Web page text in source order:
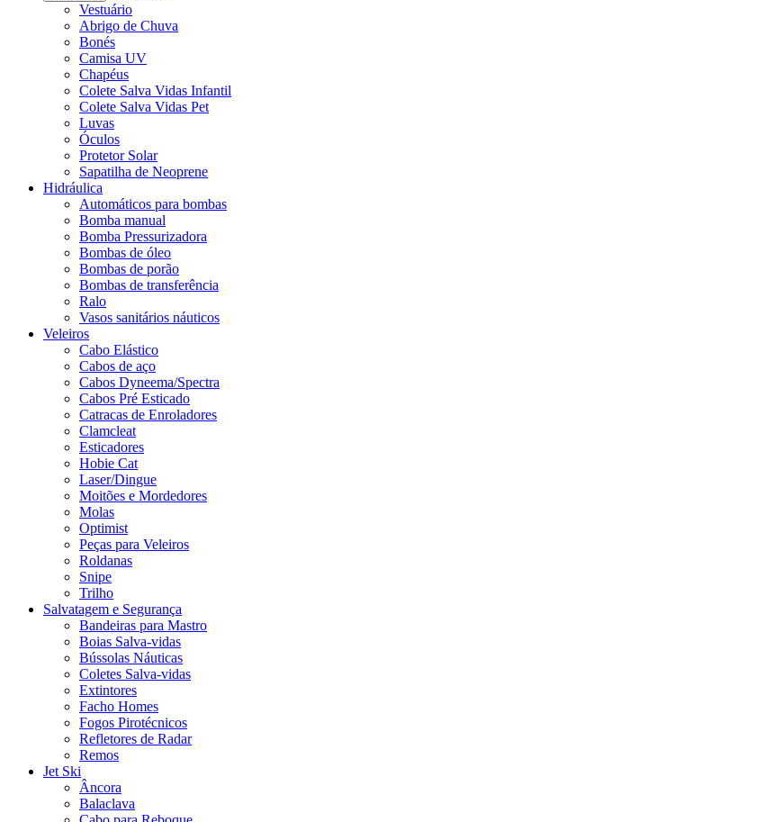
Vestuário
Abrigo de Chuva
Bonés
Camisa UV
Chapéus
Colete Salva Vidas Infantil
Colete Salva Vidas Pet
Luvas
Óculos
Protetor Solar
Sapatilha de Neoprene
Hidráulica
Automáticos para bombas
Bomba manual
Bomba Pressurizadora
Bombas de óleo
Bombas de porão
Bombas de transferência
Ralo
Vasos sanitários náuticos
Veleiros
Cabo Elástico
Cabos de aço
Cabos Dyneema/Spectra
Cabos Pré Esticado
Catracas de Enroladores
Clamcleat
Esticadores
Hobie Cat
Laser/Dingue
Moitões e Mordedores
Molas
Optimist
Peças para Veleiros
Roldanas
Snipe
Trilho
Salvatagem e Segurança
Bandeiras para Mastro
Boias Salva-vidas
Bússolas Náuticas
Coletes Salva-vidas
Extintores
Facho Homes
Fogos Pirotécnicos
Refletores de Radar
Remos
Jet Ski
Âncora
Balaclava